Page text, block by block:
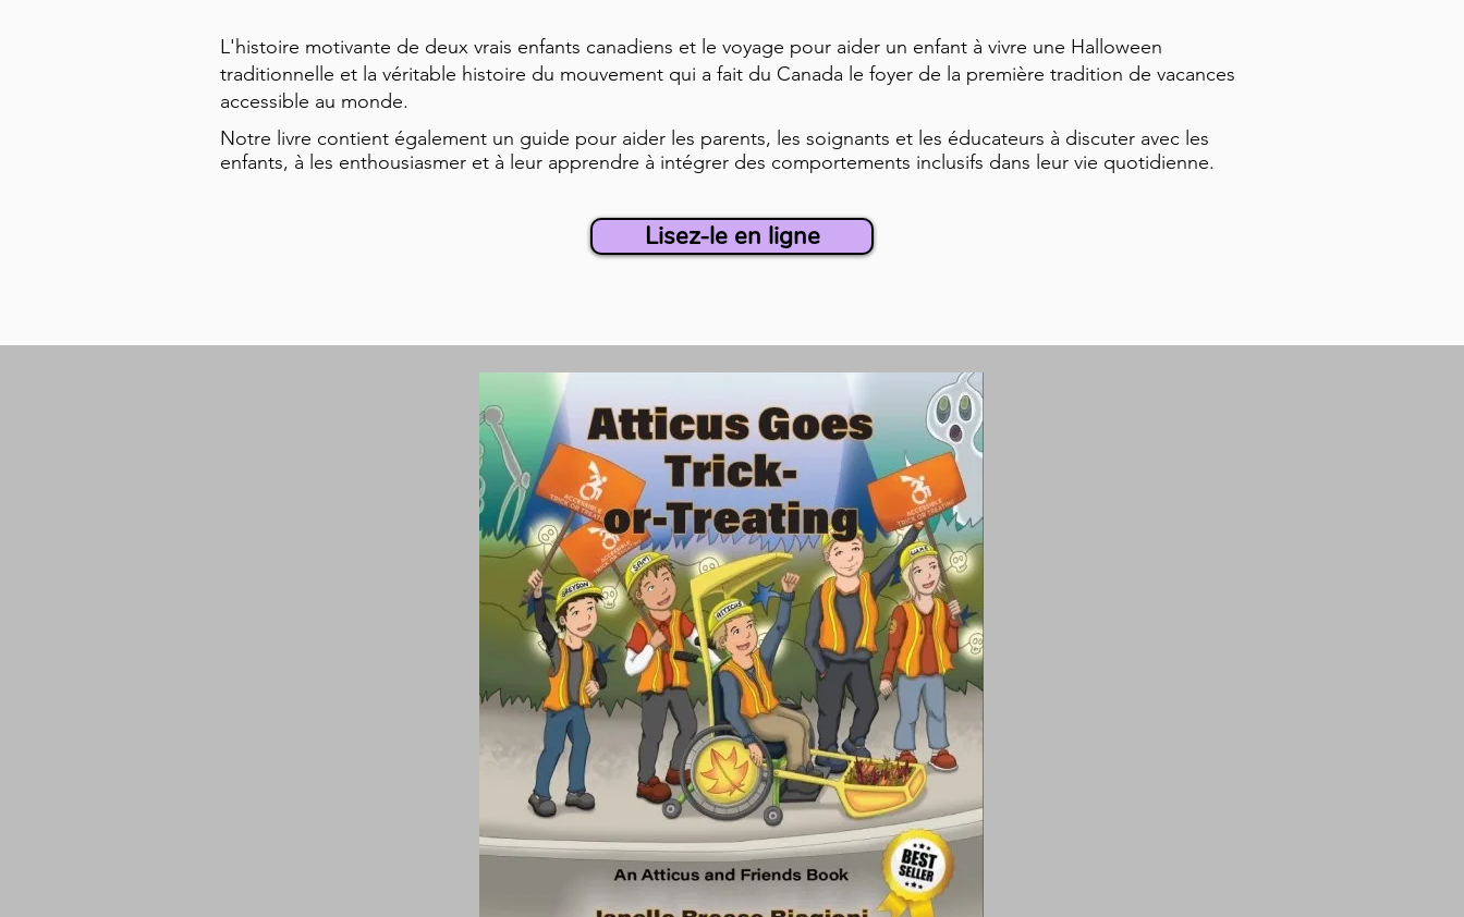
L'histoire motivante de deux vrais enfants canadiens et le voyage pour aider un enfant à vivre une Halloween
traditionnelle et la véritable histoire du mouvement qui a fait du Canada le foyer de la première tradition de vacances
accessible au monde.
Notre livre contient également un guide pour aider les parents, les soignants et les éducateurs à discuter avec les
enfants, à les enthousiasmer et à leur apprendre à intégrer des comportements inclusifs dans leur vie quotidienne.
Lisez-le en ligne